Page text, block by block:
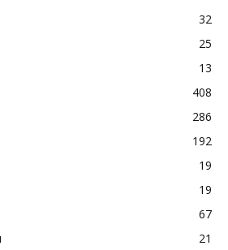
32
25
13
408
286
192
19
19
67
21